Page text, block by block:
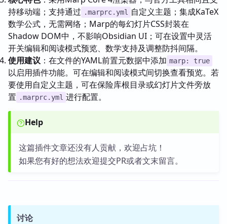
持移动端；支持通过 .marprc.yml
自定义主题；集成KaTeX
数学公式，无需网络；Marp的每幻灯片CSS封装在
Shadow DOM中，不影响Obsidian UI；可在设置中灵活
开关编辑和阅读模式预览、数学支持及调整防抖间隔。
使用建议 ：在文件的YAML前置元数据中添加 marp: true
以启用插件功能。可在编辑和阅读模式间切换查看预览。若
要使用自定义主题，可在保险库根目录或幻灯片文件旁放
置 .marprc.yml 进行配置。
Help
这篇插件文章还没有人贡献，欢迎占坑！
如果您有好的想法欢迎提交PR或者文末留言。
讨论